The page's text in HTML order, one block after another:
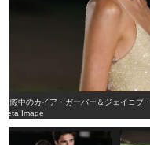
交際中のカイア・ガーバー＆ジェイコ
Zeta Image